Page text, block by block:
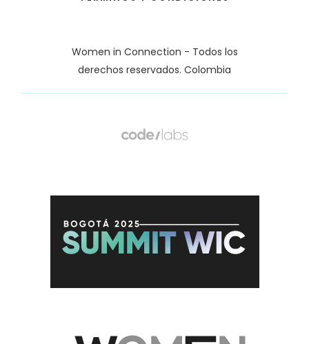
Women in Connection - Todos los
derechos reservados. Colombia